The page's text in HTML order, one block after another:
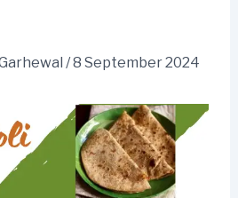
/8 September 2024